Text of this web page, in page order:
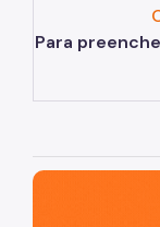
Ficha
Denom. de
Mais Serviços
Para
São Paulo,